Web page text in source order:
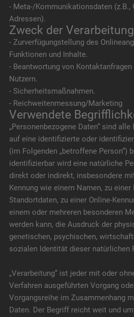
- Meta-/Kommunikationsdaten (z.B.,
Adressen).
Zweck der Verarbeitung
- Zurverfügungstellung des
Funktionen und Inhalte.
- Beantwortung von
Nutzern.
- Sicherheitsmaßnahmen.
- Reichweitenmessung/Marketing
Verwendete
„Personenbezogene Daten“ sind
auf eine identifizierte oder
(im Folgenden „betroffene Person“)
identifizierbar wird eine natürliche
direkt oder indirekt, insbesondere
Kennung wie einem Namen, zu einer
Standortdaten, zu einer Online-
einem oder mehreren besonderen
werden kann, die Ausdruck der
genetischen, psychischen,
sozialen Identität dieser natürlichen
„Verarbeitung“ ist jeder mit oder
Verfahren ausgeführten Vorgang
Vorgangsreihe im Zusammenhang
Daten. Der Begriff reicht weit und